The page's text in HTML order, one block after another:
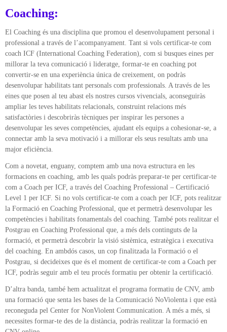
Coaching:
El Coaching és una disciplina que promou el desenvolupament personal i
professional a través de l’acompanyament. Tant si vols certificar-te com
coach ICF (International Coaching Federation), com si busques eines per
millorar la teva comunicació i lideratge, formar-te en coaching pot
convertir-se en una experiència única de creixement, on podràs
desenvolupar habilitats tant personals com professionals. A través de les
eines que posen al teu abast els nostres cursos vivencials, aconseguiràs
ampliar les teves habilitats relacionals, construint relacions més
satisfactòries i descobriràs tècniques per inspirar les persones a
desenvolupar les seves competències, ajudant els equips a cohesionar-se, a
connectar amb la seva motivació i a millorar els seus resultats amb una
major eficiència.
Com a novetat, enguany, comptem amb una nova estructura en les
formacions en coaching, amb les quals podràs preparar-te per certificar-te
com a Coach per ICF, a través del Coaching Professional – Certificació
Level 1 per ICF. Si no vols certificar-te com a coach per ICF, pots realitzar
la Formació en Coaching Professional, que et permetrà desenvolupar les
competències i habilitats fonamentals del coaching. També pots realitzar el
Postgrau en Coaching Professional que, a més dels continguts de la
formació, et permetrà descobrir la visió sistèmica, estratègica i executiva
del coaching. En ambdós casos, un cop finalitzada la Formació o el
Postgrau, si decideixes que és el moment de certificar-te com a Coach per
ICF, podràs seguir amb el teu procés formatiu per obtenir la certificació.
D’altra banda, també hem actualitzat el programa formatiu de CNV, amb
una formació que senta les bases de la Comunicació NoViolenta i que està
reconeguda pel Center for NonViolent Communication. A més a més, si
necessites formar-te des de la distància, podràs realitzar la formació en